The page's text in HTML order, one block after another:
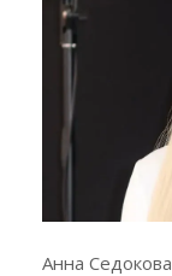
Анна Седокова